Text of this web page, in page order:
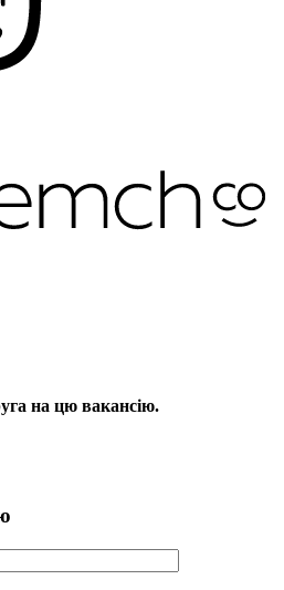
на цю вакансію.